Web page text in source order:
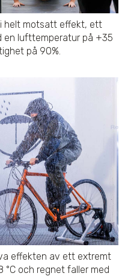
helt motsatt effekt, ett
en lufttemperatur på +35
på 90%.
effekten av ett extremt
°C och regnet faller med